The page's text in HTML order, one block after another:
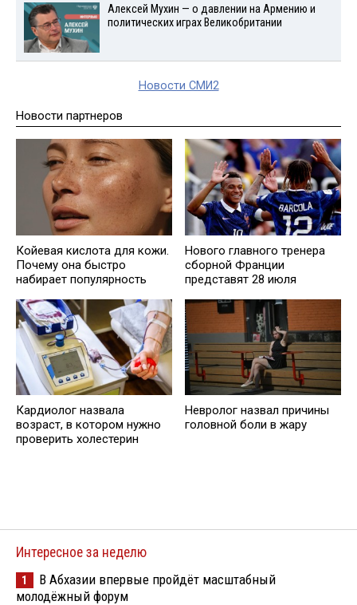
Алексей Мухин — о давлении на Армению и
политических играх Великобритании
Новости СМИ2
Новости партнеров
Койевая кислота для кожи.
Почему она быстро
набирает популярность
Нового главного тренера
сборной Франции
представят 28 июля
Кардиолог назвала
возраст, в котором нужно
проверить холестерин
Невролог назвал причины
головной боли в жару
Интересное за неделю
1
В Абхазии впервые пройдёт масштабный
молодёжный форум